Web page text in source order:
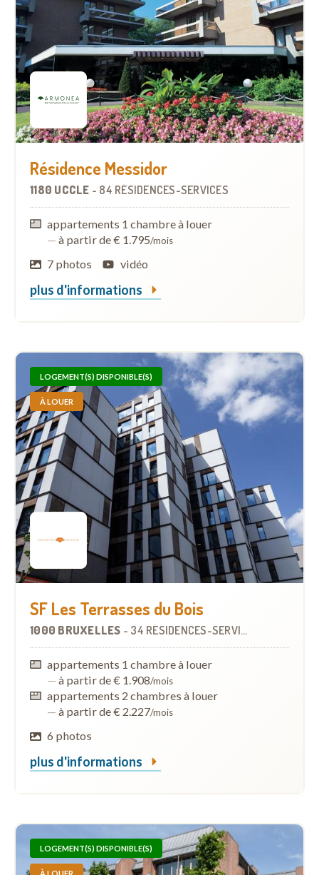
Résidence Messidor
1180 UCCLE - 84 RÉSIDENCES-SERVICES
appartements 1 chambre à louer
— à partir de € 1.795/mois
7 photos vidéo
plus d'informations
LOGEMENT(S) DISPONIBLE(S)
À LOUER
SF Les Terrasses du Bois
1000 BRUXELLES - 34 RÉSIDENCES-SERVICES
appartements 1 chambre à louer
— à partir de € 1.908/mois
appartements 2 chambres à louer
— à partir de € 2.227/mois
6 photos
plus d'informations
LOGEMENT(S) DISPONIBLE(S)